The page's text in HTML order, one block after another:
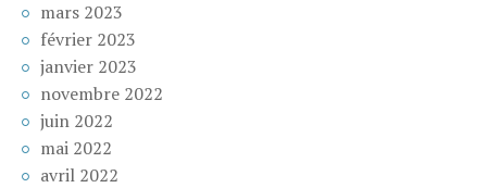
mars 2023
février 2023
janvier 2023
novembre 2022
juin 2022
mai 2022
avril 2022